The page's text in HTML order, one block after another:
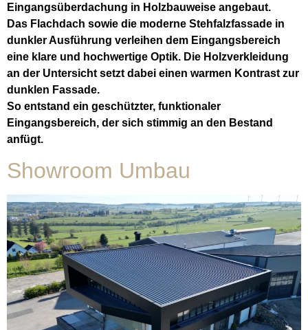
Eingangsüberdachung in Holzbauweise angebaut.
Das Flachdach sowie die moderne Stehfalzfassade in
dunkler Ausführung verleihen dem Eingangsbereich
eine klare und hochwertige Optik. Die Holzverkleidung
an der Untersicht setzt dabei einen warmen Kontrast zur
dunklen Fassade.
So entstand ein geschützter, funktionaler
Eingangsbereich, der sich stimmig an den Bestand
anfügt.
Showroom Umbau